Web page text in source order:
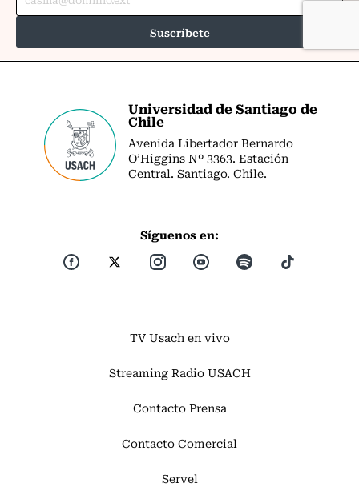
Universidad de Santiago de
Chile
Avenida Libertador Bernardo
O’Higgins Nº 3363. Estación
Central. Santiago. Chile.
Síguenos en:
TV Usach en vivo
Streaming Radio USACH
Contacto Prensa
Contacto Comercial
Servel